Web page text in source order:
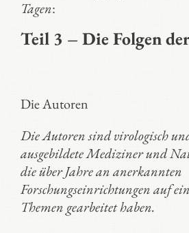
Tagen:
Teil 3 – Die Folgen
Die Autoren
Die Autoren sind virologisch
ausgebildete Mediziner und
die über Jahre an anerkannten
Forschungseinrichtungen auf
Themen gearbeitet haben.